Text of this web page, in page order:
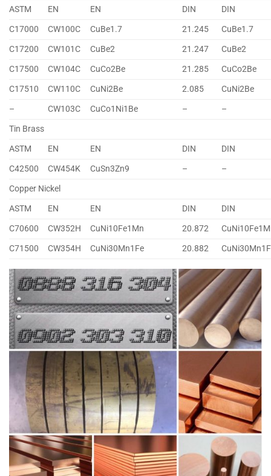
ASTM
EN EN DIN
DIN
C17000
CW100C CuBe1.7 21.245
CuBe1.7
C17200
CW101C CuBe2 21.247
CuBe2
C17500
CW104C CuCo2Be 21.285
CuCo2Be
C17510
CW110C CuNi2Be 2.085
CuNi2Be
–
CW103C CuCo1Ni1Be –
–
Tin Brass
ASTM
EN EN DIN
DIN
C42500
CW454K CuSn3Zn9 –
–
Copper Nickel
ASTM
EN EN DIN
DIN
C70600
CW352H CuNi10Fe1Mn 20.872
C71500
CW354H CuNi30Mn1Fe 20.882